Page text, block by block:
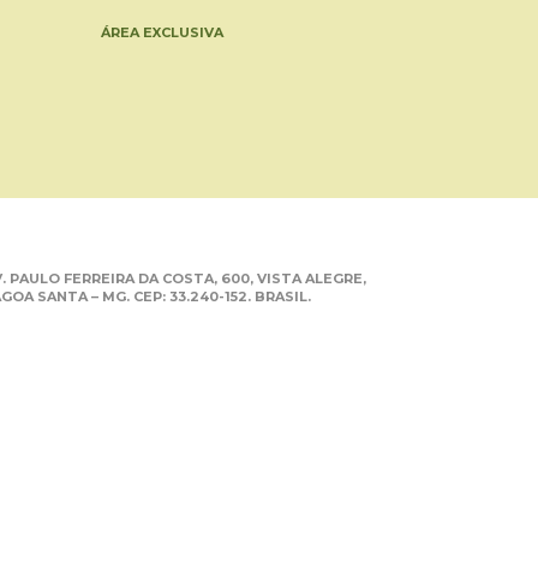
ÁREA EXCLUSIVA
PAULO FERREIRA DA COSTA, 600, VISTA ALEGRE,
SANTA – MG. CEP: 33.240-152. BRASIL.